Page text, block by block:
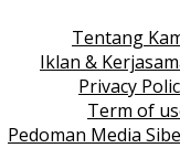
Tentang
Iklan &
Privacy
Term of
Pedoman Media